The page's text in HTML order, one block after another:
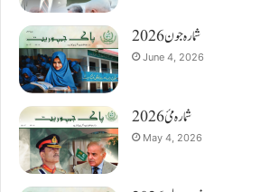
شمارہ جون 2026
June 4, 2026
شمارہ مئ 2026
May 4, 2026